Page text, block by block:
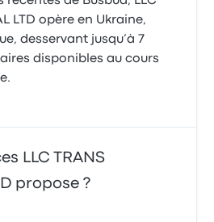
LTD opère en Ukraine,
desservant jusqu’à 7
disponibles au cours
LLC TRANS
propose ?